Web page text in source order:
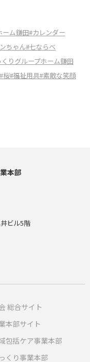
ーム鎌田#カレンダー
ちゃん#七ならべ
りグループホーム鎌田
#桜#福祉用具#素敵な笑顔
本部
ビル5階
総合サイト
本部サイト
包括ケア事業本部
くり事業本部